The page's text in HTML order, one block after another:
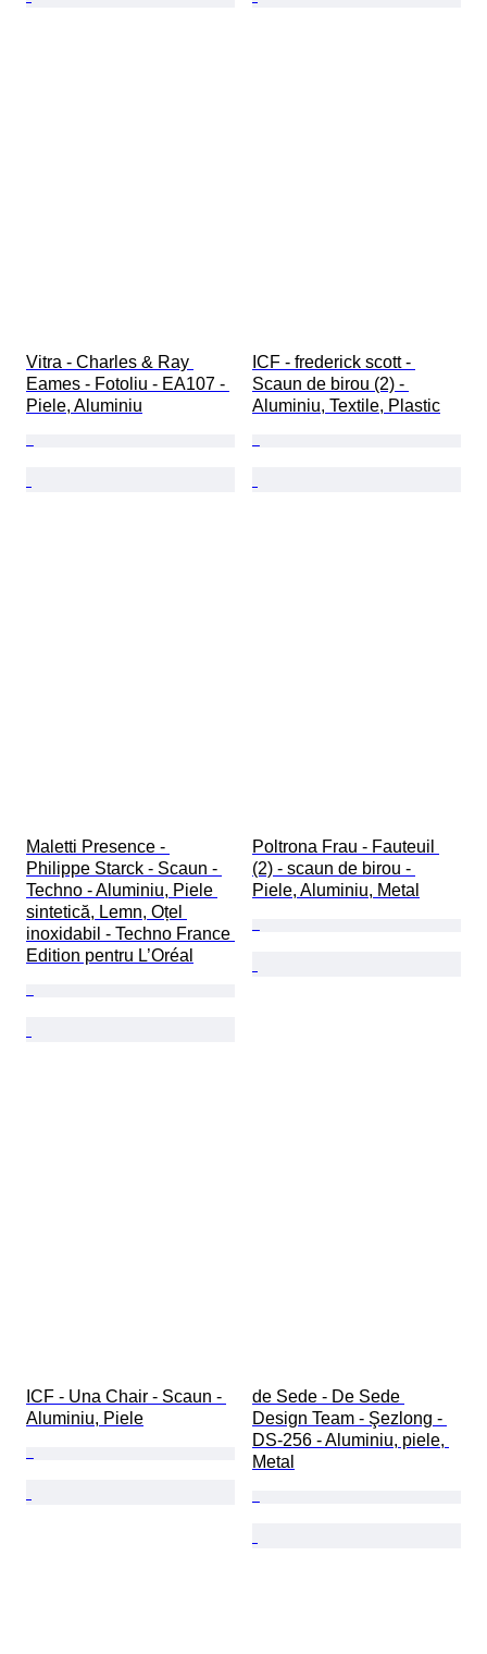
Vitra - Charles & Ray
Eames - Fotoliu - EA107 -
Piele, Aluminiu
ICF - frederick scott -
Scaun de birou (2) -
Aluminiu, Textile, Plastic
Maletti Presence -
Philippe Starck - Scaun -
Techno - Aluminiu, Piele
sintetică, Lemn, Oțel
inoxidabil - Techno France
Edition pentru L’Oréal
Poltrona Frau - Fauteuil
(2) - scaun de birou -
Piele, Aluminiu, Metal
ICF - Una Chair - Scaun -
Aluminiu, Piele
de Sede - De Sede
Design Team - Şezlong -
DS-256 - Aluminiu, piele,
Metal